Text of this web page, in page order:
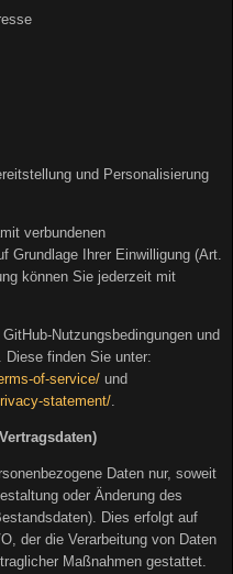
und Personalisierung
verbundenen
Grundlage Ihrer Einwilligung (Art.
können Sie jederzeit mit
Nutzungsbedingungen und
Diese finden Sie unter:
of-service/ und
statement/.
Daten nur, soweit
oder Änderung des
Dies erfolgt auf
der die Verarbeitung von Daten
Maßnahmen gestattet.